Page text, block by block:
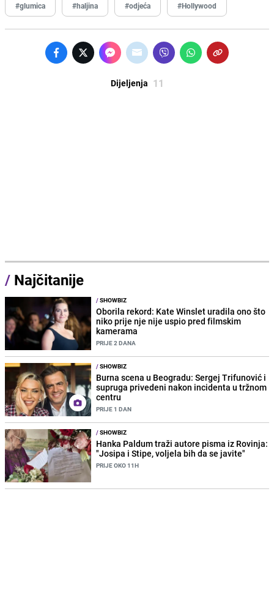
#glumica #haljina #odjeća #Hollywood
Dijeljenja 11
/ Najčitanije
/SHOWBIZ
Oborila rekord: Kate Winslet uradila ono što
niko prije nje nije uspio pred filmskim
kamerama
PRIJE 2 DANA
/SHOWBIZ
Burna scena u Beogradu: Sergej Trifunović i
supruga privedeni nakon incidenta u tržnom
centru
PRIJE 1 DAN
/SHOWBIZ
Hanka Paldum traži autore pisma iz Rovinja:
"Josipa i Stipe, voljela bih da se javite"
PRIJE OKO 11H